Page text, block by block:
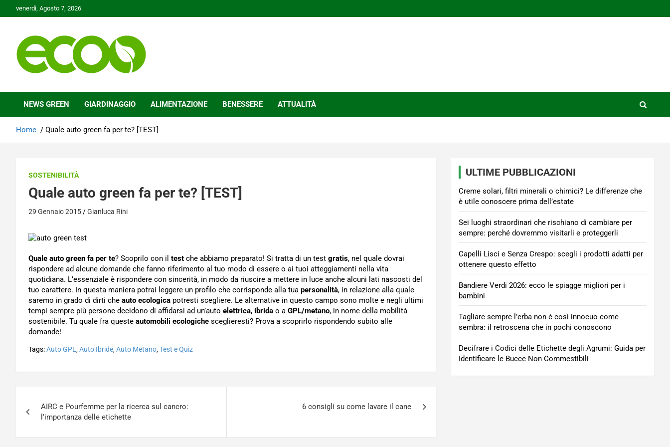
to
venerdì, Agosto 7, 2026
Ecoo.it
NEWS GREEN GIARDINAGGIO ALIMENTAZIONE BENESSERE ATTUALITÀ
Home Quale auto green fa per te? [TEST]
SOSTENIBILITÀ
Quale auto green fa per te? [TEST]
29 Gennaio 2015 Gianluca Rini
Quale auto green fa per te? Scoprilo con il test che abbiamo preparato! Si tratta di un test gratis, nel quale dovrai
rispondere ad alcune domande che fanno riferimento al tuo modo di essere o ai tuoi atteggiamenti nella vita
quotidiana. L’essenziale è rispondere con sincerità, in modo da riuscire a mettere in luce anche alcuni lati nascosti del
tuo carattere. In questa maniera potrai leggere un profilo che corrisponde alla tua personalità, in relazione alla quale
saremo in grado di dirti che auto ecologica potresti scegliere. Le alternative in questo campo sono molte e negli ultimi
tempi sempre più persone decidono di affidarsi ad un’auto elettrica, ibrida o a GPL/metano, in nome della mobilità
sostenibile. Tu quale fra queste automobili ecologiche sceglieresti? Prova a scoprirlo rispondendo subito alle
domande!
Tags:Auto GPL ,Auto Ibride,Auto Metano,Test e Quiz
articoli
AIRC e Pourfemme per la ricerca sul cancro:
l'importanza delle etichette
6 consigli su come lavare il cane
ULTIME PUBBLICAZIONI
Creme solari, filtri minerali o chimici? Le differenze che
è utile conoscere prima dell’estate
Sei luoghi straordinari che rischiano di cambiare per
sempre: perché dovremmo visitarli e proteggerli
Capelli Lisci e Senza Crespo: scegli i prodotti adatti per
ottenere questo effetto
Bandiere Verdi 2026: ecco le spiagge migliori per i
bambini
Tagliare sempre l’erba non è così innocuo come
sembra: il retroscena che in pochi conoscono
Decifrare i Codici delle Etichette degli Agrumi: Guida per
Identificare le Bucce Non Commestibili